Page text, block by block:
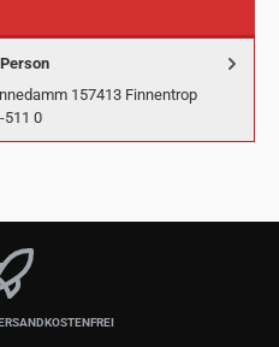
157413 Finnentrop
511 0